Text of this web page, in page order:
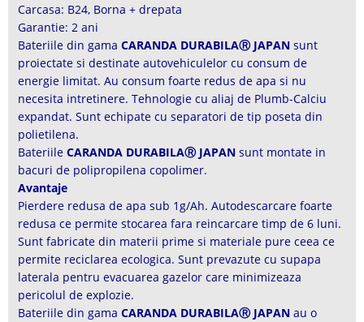
Carcasa: B24, Borna + drepata
Garantie: 2 ani
Bateriile din gama CARANDA DURABILAⓇ JAPAN sunt
proiectate si destinate autovehiculelor cu consum de
energie limitat. Au consum foarte redus de apa si nu
necesita intretinere. Tehnologie cu aliaj de Plumb-Calciu
expandat. Sunt echipate cu separatori de tip poseta din
polietilena.
Bateriile CARANDA DURABILAⓇ JAPAN sunt montate in
bacuri de polipropilena copolimer.
Avantaje
Pierdere redusa de apa sub 1g/Ah. Autodescarcare foarte
redusa ce permite stocarea fara reincarcare timp de 6 luni.
Sunt fabricate din materii prime si materiale pure ceea ce
permite reciclarea ecologica. Sunt prevazute cu supapa
laterala pentru evacuarea gazelor care minimizeaza
pericolul de explozie.
Bateriile din gama CARANDA DURABILAⓇ JAPAN au o